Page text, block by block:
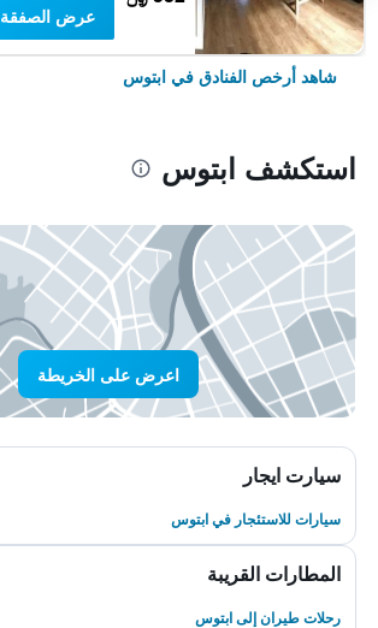
عرض الصفقة
شاهد أرخص الفنادق في ابتوس
استكشف ابتوس
اعرض على الخريطة
سيارت ايجار
سيارات للاستئجار في ابتوس
المطارات القريبة
رحلات طيران إلى ابتوس